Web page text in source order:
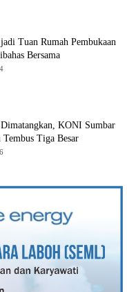
Tuan Rumah Pembukaan
Bersama
KONI Sumbar
Tiga Besar